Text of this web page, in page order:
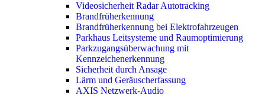
Videosicherheit Radar Autotracking​
Brandfrüherkennung
Brandfrüherkennung bei Elektrofahrzeugen
Parkhaus Leitsysteme und Raumoptimierung
Parkzugangsüberwachung mit
Kennzeichenerkennung
Sicherheit durch Ansage
Lärm und Geräuscherfassung
AXIS Netzwerk-Audio